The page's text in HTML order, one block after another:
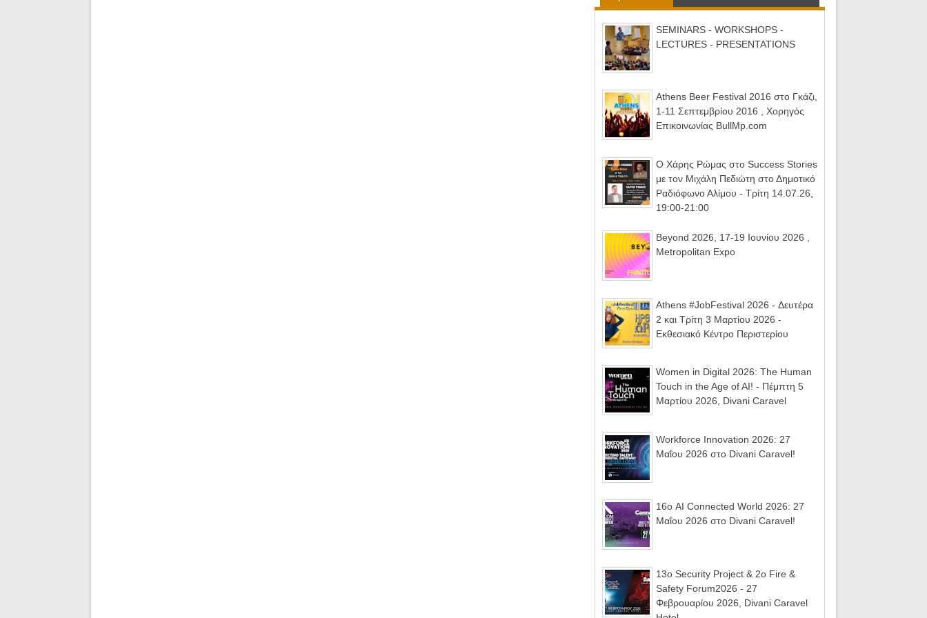
SEMINARS - WORKSHOPS -
LECTURES - PRESENTATIONS
Athens Beer Festival 2016 στο Γκάζι,
1-11 Σεπτεμβρίου 2016 , Χορηγός
Επικοινωνίας BullMp.com
Ο Χάρης Ρώμας στο Success Stories
με τον Μιχάλη Πεδιώτη στο Δημοτικό
Ραδιόφωνο Αλίμου - Τρίτη 14.07.26,
19:00-21:00
Beyond 2026, 17-19 Ιουνίου 2026 ,
Metropolitan Expo
Athens #JobFestival 2026 - Δευτέρα
2 και Τρίτη 3 Μαρτίου 2026 -
Εκθεσιακό Κέντρο Περιστερίου
Women in Digital 2026: The Human
Touch in the Age of AI! - Πέμπτη 5
Μαρτίου 2026, Divani Caravel
Workforce Innovation 2026: 27
Μαΐου 2026 στο Divani Caravel!
16ο AI Connected World 2026: 27
Μαΐου 2026 στο Divani Caravel!
13ο Security Project & 2ο Fire &
Safety Forum2026 - 27
Φεβρουαρίου 2026, Divani Caravel